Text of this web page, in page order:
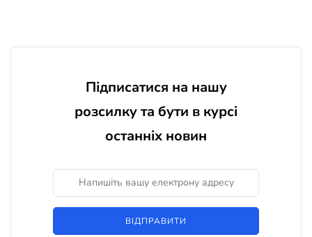
Підписатися на нашу
розсилку та бути в курсі
останніх новин
ВІДПРАВИТИ